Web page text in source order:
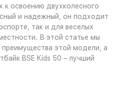
к освоению двухколесного
и надежный, он подходит
так и для веселых
В этой статье мы
этой модели, а
BSE Kids 50 – лучший